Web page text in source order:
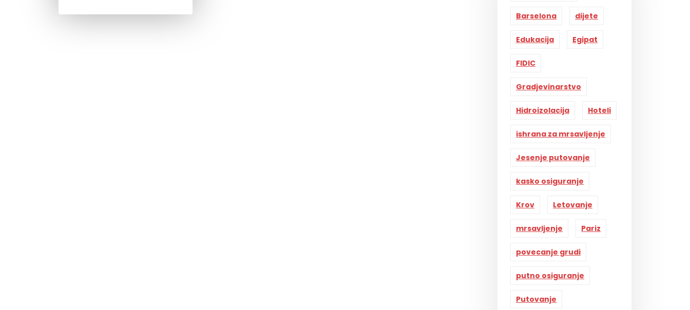
Barselona dijete
Edukacija Egipat
FIDIC
Gradjevinarstvo
Hidroizolacija Hoteli
ishrana za mrsavljenje
Jesenje putovanje
kasko osiguranje
Krov Letovanje
mrsavljenje Pariz
povecanje grudi
putno osiguranje
Putovanje